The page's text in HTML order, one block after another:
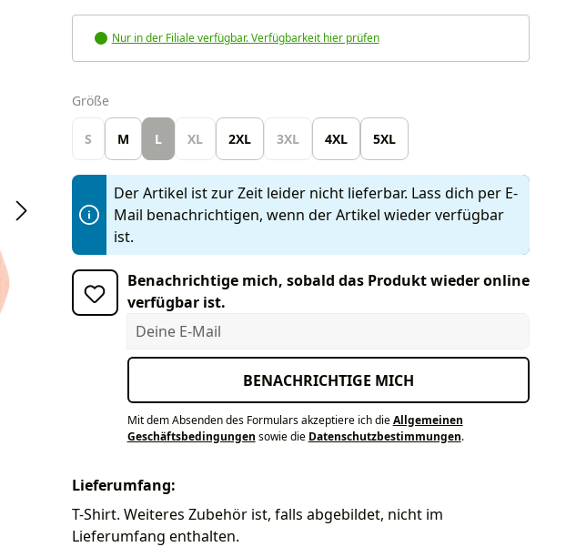
Nur in der Filiale verfügbar. Verfügbarkeit hier prüfen
Größeauswählen
S M L XL 2XL 3XL 4XL 5XL
Der Artikel ist zur Zeit leider nicht lieferbar. Lass dich per E-
Mail benachrichtigen, wenn der Artikel wieder verfügbar
ist.
Benachrichtige mich, sobald das Produkt wieder online
verfügbar ist.
Deine E-Mail
BENACHRICHTIGE MICH
Mit dem Absenden des Formulars akzeptiere ich dieAllgemeinen
Geschäftsbedingungen sowie die Datenschutzbestimmungen.
Lieferumfang:
T-Shirt. Weiteres Zubehör ist, falls abgebildet, nicht im
Lieferumfang enthalten.